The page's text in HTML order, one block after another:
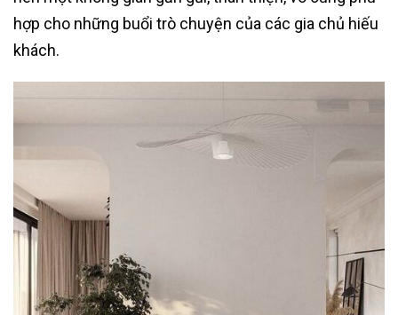
hợp cho những buổi trò chuyện của các gia chủ hiếu
khách.